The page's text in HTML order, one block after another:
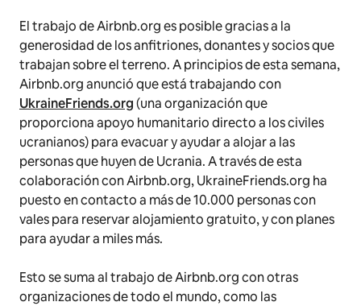
El trabajo de Airbnb.org es posible gracias a la
generosidad de los anfitriones, donantes y socios que
trabajan sobre el terreno. A principios de esta semana,
Airbnb.org anunció que está trabajando con
UkraineFriends.org(una organización que
proporciona apoyo humanitario directo a los civiles
ucranianos) para evacuar y ayudar a alojar a las
personas que huyen de Ucrania. A través de esta
colaboración con Airbnb.org, UkraineFriends.org ha
puesto en contacto a más de 10.000 personas con
vales para reservar alojamiento gratuito, y con planes
para ayudar a miles más.
Esto se suma al trabajo de Airbnb.org con otras
organizaciones de todo el mundo, como las